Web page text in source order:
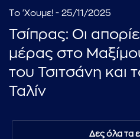
Το 'Χουμε! - 25/11/2025
Τσίπρας: Οι
μέρας στο
του Τσιτσάνη και
Ταλίν
Δες όλα τα